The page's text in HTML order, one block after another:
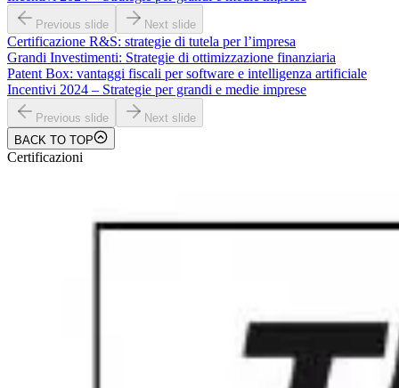
Previous slide Next slide
Certificazione R&S: strategie di tutela per l’impresa
Grandi Investimenti: Strategie di ottimizzazione finanziaria
Patent Box: vantaggi fiscali per software e intelligenza artificiale
Incentivi 2024 – Strategie per grandi e medie imprese
Previous slide
Next slide
BACK TO TOP
Certificazioni